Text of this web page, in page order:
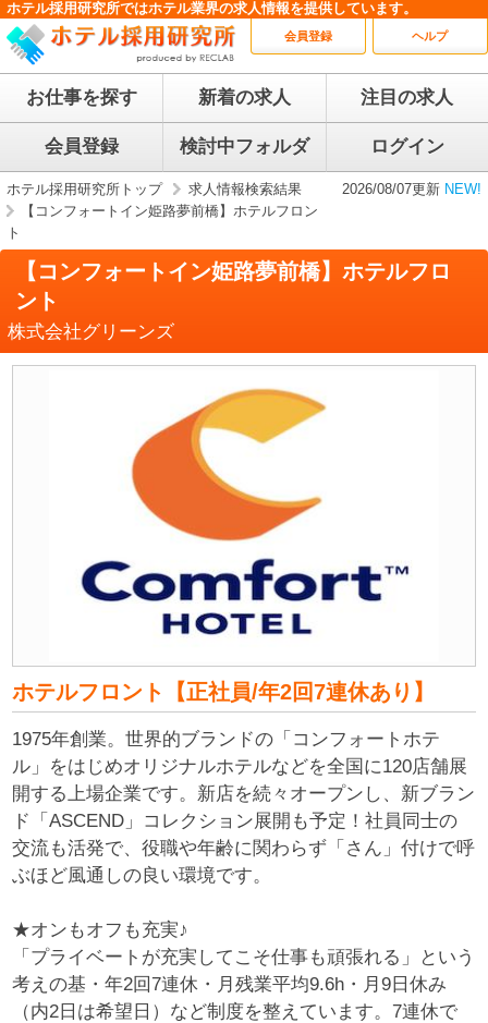
ホテル採用研究所ではホテル業界の求人情報を提供しています。
会員登録 ヘルプ
お仕事を探す 新着の求人 注目の求人
会員登録 検討中フォルダ ログイン
ホテル採用研究所トップ
求人情報検索結果
【コンフォートイン姫路夢前橋】ホテルフロン
ト
2026/08/07更新 NEW!
【コンフォートイン姫路夢前橋】ホテルフロ
ント
株式会社グリーンズ
ホテルフロント【正社員/年2回7連休あり】
1975年創業。世界的ブランドの「コンフォートホテ
ル」をはじめオリジナルホテルなどを全国に120店舗展
開する上場企業です。新店を続々オープンし、新ブラン
ド「ASCEND」コレクション展開も予定！社員同士の
交流も活発で、役職や年齢に関わらず「さん」付けで呼
ぶほど風通しの良い環境です。
★オンもオフも充実♪
「プライベートが充実してこそ仕事も頑張れる」という
考えの基・年2回7連休・月残業平均9.6h・月9日休み
（内2日は希望日）など制度を整えています。7連休で